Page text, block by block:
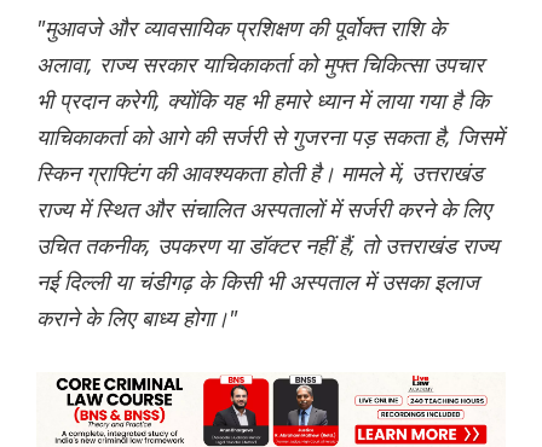
"मुआवजे और व्यावसायिक प्रशिक्षण की पूर्वोक्त राशि के
अलावा, राज्य सरकार याचिकाकर्ता को मुफ्त चिकित्सा उपचार
भी प्रदान करेगी, क्योंकि यह भी हमारे ध्यान में लाया गया है कि
याचिकाकर्ता को आगे की सर्जरी से गुजरना पड़ सकता है, जिसमें
स्किन ग्राफ्टिंग की आवश्यकता होती है। मामले में, उत्तराखंड
राज्य में स्थित और संचालित अस्पतालों में सर्जरी करने के लिए
उचित तकनीक, उपकरण या डॉक्टर नहीं हैं, तो उत्तराखंड राज्य
नई दिल्ली या चंडीगढ़ के किसी भी अस्पताल में उसका इलाज
कराने के लिए बाध्य होगा।"